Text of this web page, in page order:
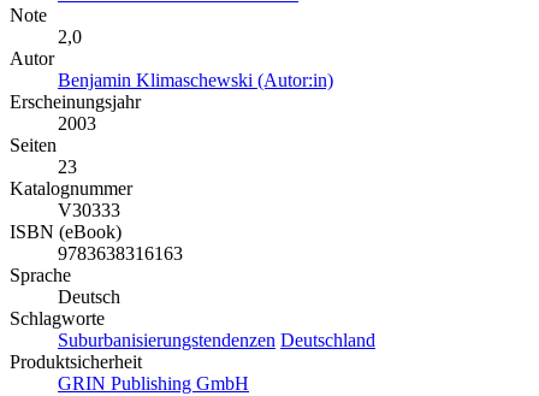
Note
2,0
Autor
Benjamin Klimaschewski (Autor:in)
Erscheinungsjahr
2003
Seiten
23
Katalognummer
V30333
ISBN (eBook)
9783638316163
Sprache
Deutsch
Schlagworte
Suburbanisierungstendenzen Deutschland
Produktsicherheit
GRIN Publishing GmbH